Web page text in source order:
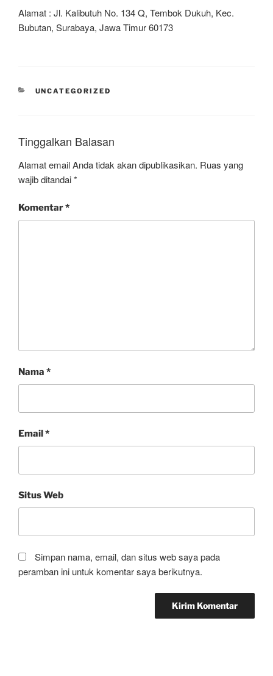
Alamat : Jl. Kalibutuh No. 134 Q, Tembok Dukuh, Kec.
Bubutan, Surabaya, Jawa Timur 60173
UNCATEGORIZED
Tinggalkan Balasan
Alamat email Anda tidak akan dipublikasikan. Ruas yang
wajib ditandai*
Komentar*
Nama *
Email*
Situs Web
Simpan nama, email, dan situs web saya pada
peramban ini untuk komentar saya berikutnya.